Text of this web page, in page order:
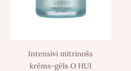
Intensīvi mitrinošs
krēms-gēls O HUI